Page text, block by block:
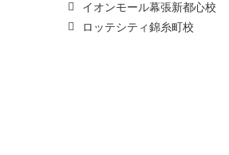
イオンモール幕張新都心校
ロッテシティ錦糸町校